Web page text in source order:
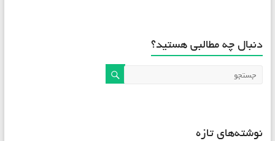
دنبال چه مطالبی هستید؟
نوشته‌های تازه